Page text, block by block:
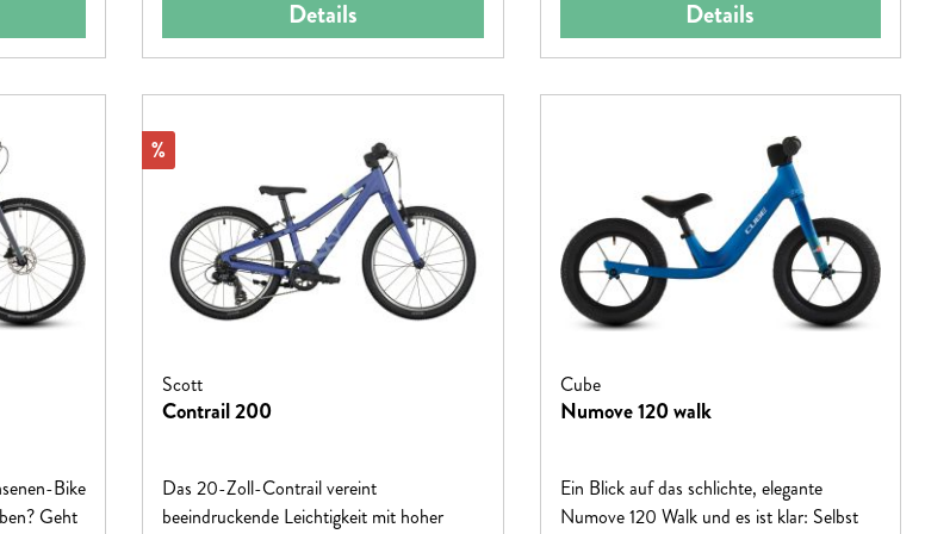
Details Details
Bike
Geht
Rabatt
%
Scott
Contrail 200
Das 20-Zoll-Contrail vereint
beeindruckende Leichtigkeit mit hoher
Cube
Numove 120 walk
Ein Blick auf das schlichte, elegante
Numove 120 Walk und es ist klar: Selbst